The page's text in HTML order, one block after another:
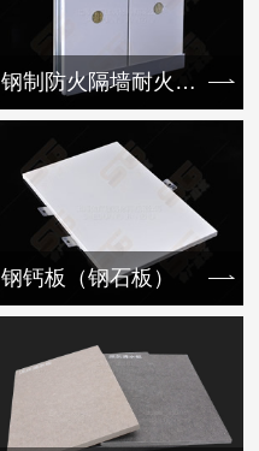
钢制防火隔墙耐火1-4小时
钢钙板（钢石板）